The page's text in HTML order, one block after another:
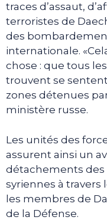
traces d’assaut,
terroristes de
des
internationale.
chose : que tous
trouvent se
zones détenues
ministère russe.
Les unités des
assurent ainsi un
détachements des
syriennes à
les membres de
de la Défense.